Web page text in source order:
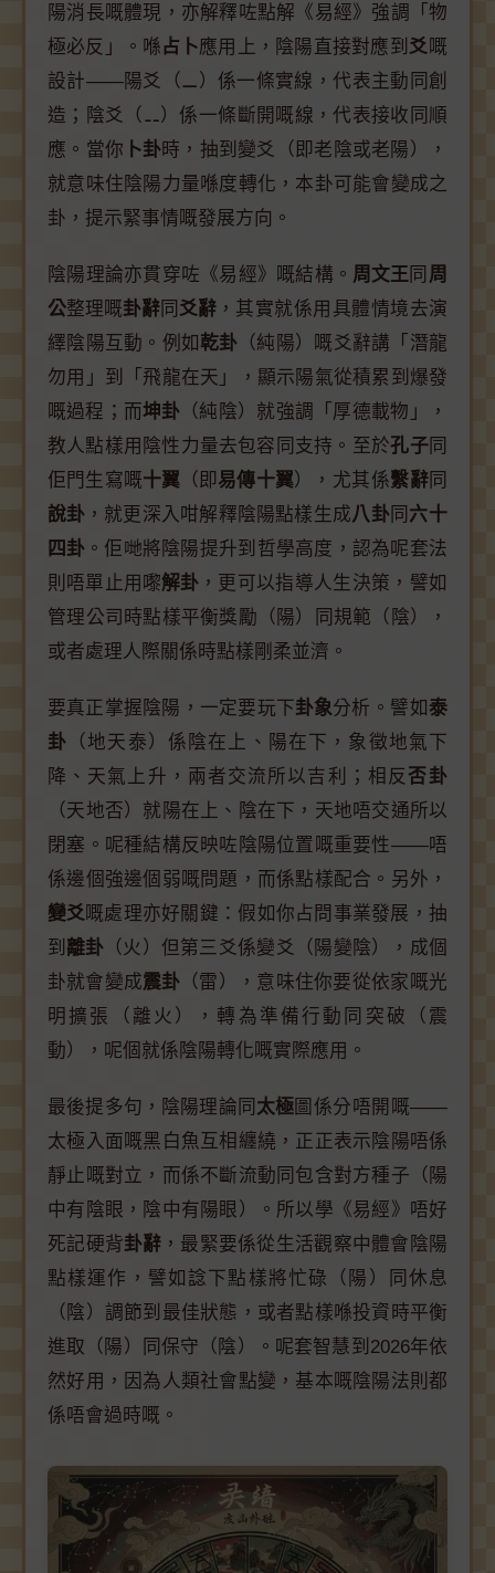
陽消長嘅體現，亦解釋咗點解《易經》強調「物
極必反」。喺占卜應用上，陰陽直接對應到 爻嘅
設計——陽爻（⚊）係一條實線，代表主動同創
造；陰爻（⚋）係一條斷開嘅線，代表接收同順
應。當你 卜卦時，抽到變爻（即老陰或老陽），
就意味住陰陽力量喺度轉化，本卦可能會變成之
卦，提示緊事情嘅發展方向。
陰陽理論亦貫穿咗《易經》嘅結構。 周文王 同 周
公整理嘅卦辭 同 爻辭 ，其實就係用具體情境去演
繹陰陽互動。例如 乾卦 （純陽）嘅爻辭講「潛龍
勿用」到「飛龍在天」，顯示陽氣從積累到爆發
嘅過程；而坤卦 （純陰）就強調「厚德載物」，
教人點樣用陰性力量去包容同支持。至於孔子 同
佢門生寫嘅十翼 （即易傳十翼），尤其係繫辭 同
說卦 ，就更深入咁解釋陰陽點樣生成八卦 同 六十
四卦 。佢哋將陰陽提升到哲學高度，認為呢套法
則唔單止用嚟解卦 ，更可以指導人生決策，譬如
管理公司時點樣平衡獎勵（陽）同規範（陰），
或者處理人際關係時點樣剛柔並濟。
要真正掌握陰陽，一定要玩下卦象分析。譬如 泰
卦 （地天泰）係陰在上、陽在下，象徵地氣下
降、天氣上升，兩者交流所以吉利；相反 否卦
（天地否）就陽在上、陰在下，天地唔交通所以
閉塞。呢種結構反映咗陰陽位置嘅重要性——唔
係邊個強邊個弱嘅問題，而係點樣配合。另外，
變爻嘅處理亦好關鍵：假如你占問事業發展，抽
到 離卦 （火）但第三爻係變爻（陽變陰），成個
卦就會變成震卦 （雷），意味住你要從依家嘅光
明擴張（離火），轉為準備行動同突破（震
動），呢個就係陰陽轉化嘅實際應用。
最後提多句，陰陽理論同 太極圖係分唔開嘅——
太極入面嘅黑白魚互相纏繞，正正表示陰陽唔係
靜止嘅對立，而係不斷流動同包含對方種子（陽
中有陰眼，陰中有陽眼）。所以學《易經》唔好
死記硬背卦辭 ，最緊要係從生活觀察中體會陰陽
點樣運作，譬如諗下點樣將忙碌（陽）同休息
（陰）調節到最佳狀態，或者點樣喺投資時平衡
進取（陽）同保守（陰）。呢套智慧到2026年依
然好用，因為人類社會點變，基本嘅陰陽法則都
係唔會過時嘅。